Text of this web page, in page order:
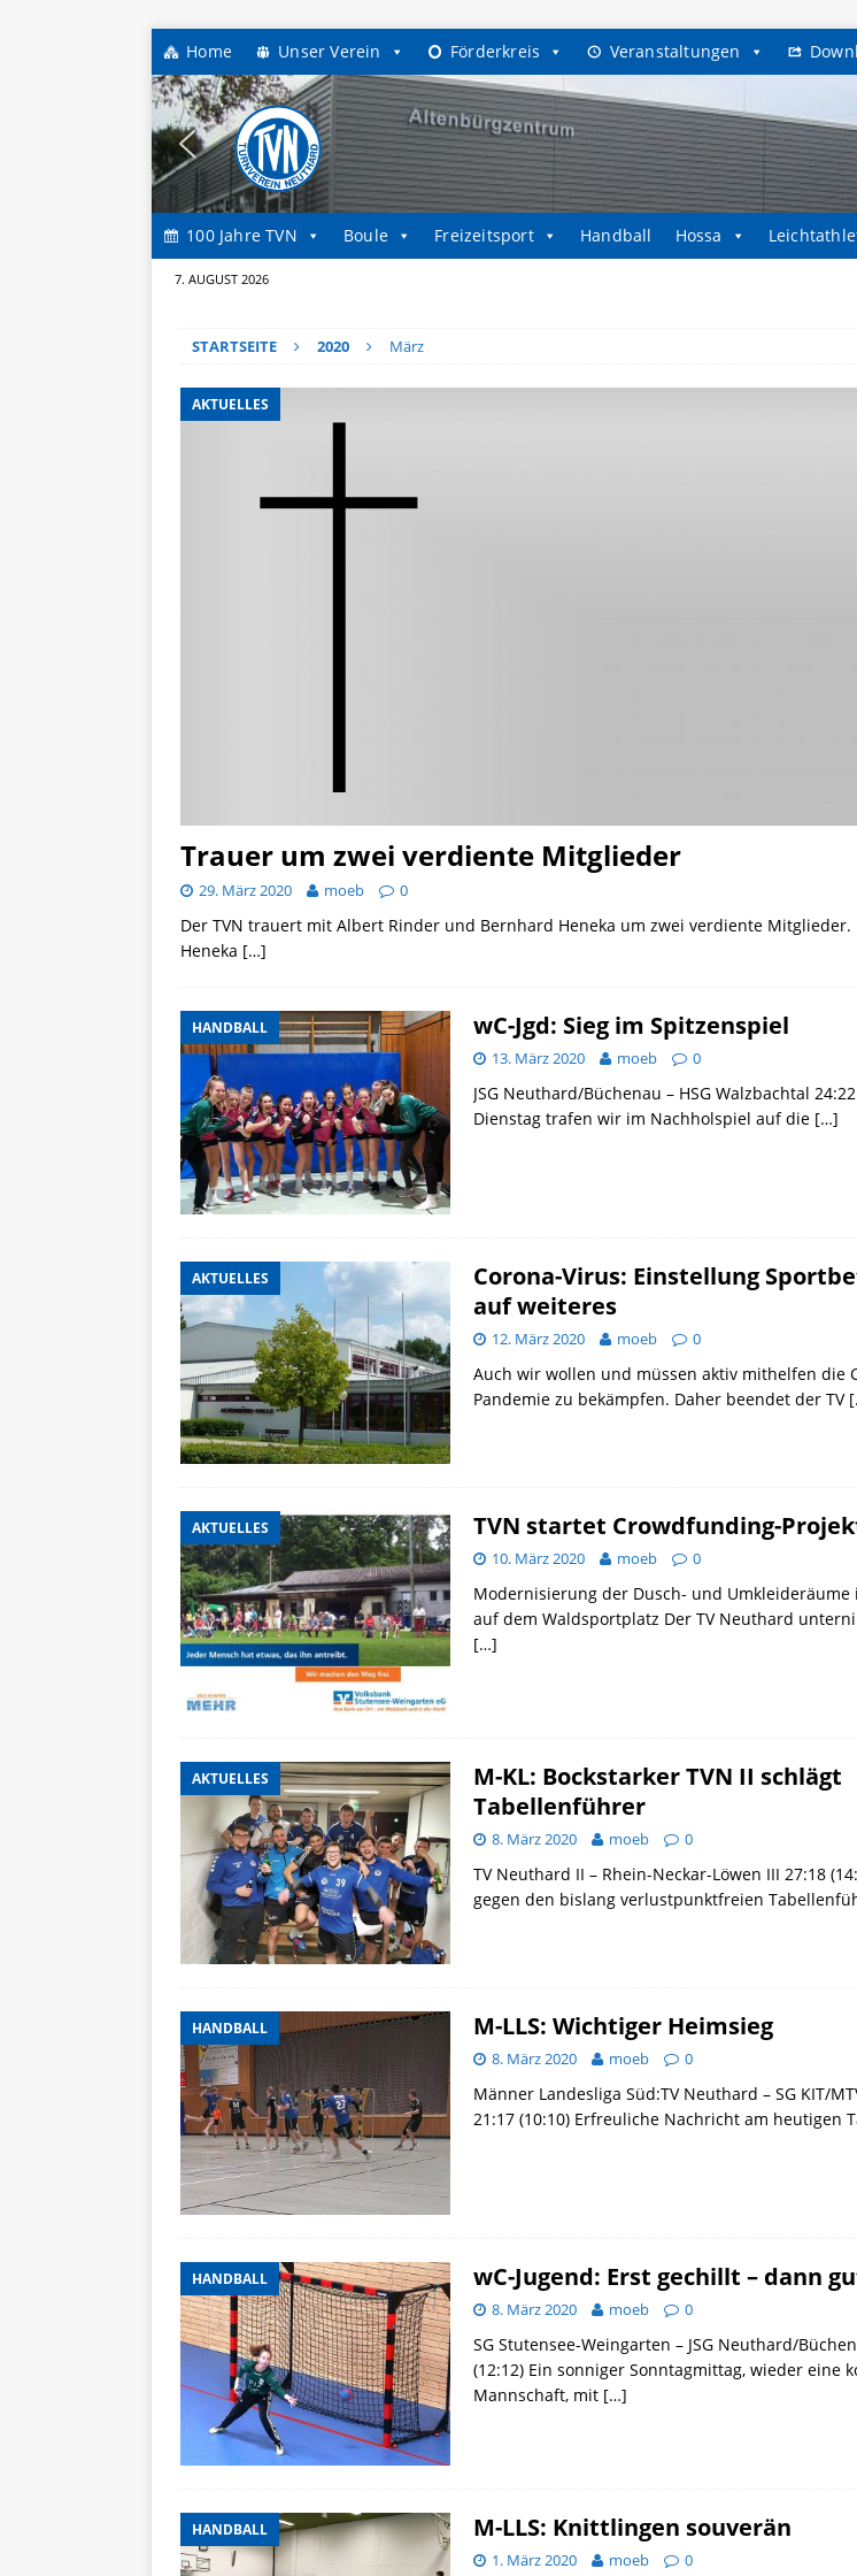
Home Unser Verein Förderkreis Veranstaltungen
100 Jahre TVN Boule Freizeitsport Handball Hossa
7. AUGUST 2026
STARTSEITE 2020 März
AKTUELLES
Trauer um zwei verdiente Mitglieder
29. März 2020 moeb 0
Der TVN trauert mit Albert Rinder und Bernhard Heneka um zwei verdiente Mitglieder.
Heneka […]
HANDBALL wC-Jgd: Sieg im Spitzenspiel
13. März 2020 moeb 0
JSG Neuthard/Büchenau – HSG Walzbachtal
Dienstag trafen wir im Nachholspiel auf die […]
AKTUELLES
Corona-Virus: Einstellung
auf weiteres
12. März 2020 moeb 0
Auch wir wollen und müssen aktiv mithelfen die
Pandemie zu bekämpfen. Daher beendet der TV
AKTUELLES TVN startet Crowdfunding-
10. März 2020 moeb 0
Modernisierung der Dusch- und Umkleideräume
auf dem Waldsportplatz Der TV Neuthard
[…]
AKTUELLES
M-KL: Bockstarker TVN II schlägt
Tabellenführer
8. März 2020 moeb 0
TV Neuthard II – Rhein-Neckar-Löwen III 27:18
gegen den bislang verlustpunktfreien
HANDBALL M-LLS: Wichtiger Heimsieg
8. März 2020 moeb 0
Männer Landesliga Süd:TV Neuthard – SG KIT/
21:17 (10:10) Erfreuliche Nachricht am heutigen
HANDBALL wC-Jugend: Erst gechillt – dann
8. März 2020 moeb 0
SG Stutensee-Weingarten – JSG Neuthard/
(12:12) Ein sonniger Sonntagmittag, wieder eine
Mannschaft, mit […]
HANDBALL M-LLS: Knittlingen souverän
1. März 2020 moeb 0